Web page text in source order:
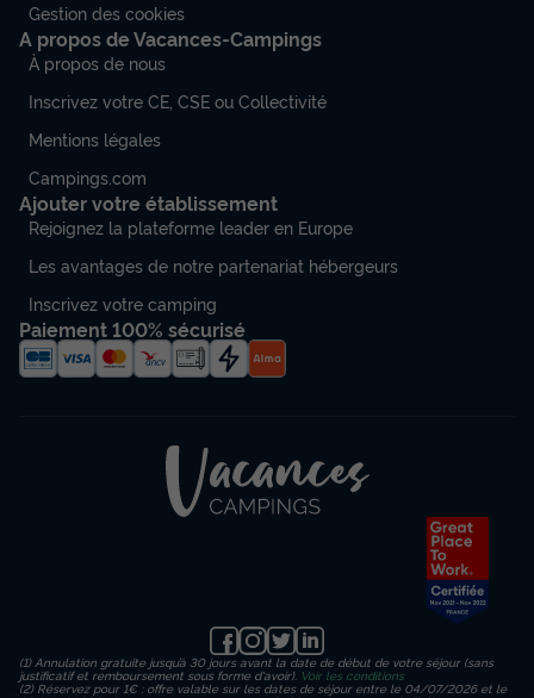
Gestion des cookies
A propos de Vacances-Campings
À propos de nous
Inscrivez votre CE, CSE ou Collectivité
Mentions légales
Campings.com
Ajouter votre établissement
Rejoignez la plateforme leader en Europe
Les avantages de notre partenariat hébergeurs
Inscrivez votre camping
Paiement 100% sécurisé
(1) Annulation gratuite jusqu’à 30 jours avant la date de début de votre séjour (sans
justificatif et remboursement sous forme d'avoir). Voir les conditions
(2) Réservez pour 1€ : offre valable sur les dates de séjour entre le 04/07/2026 et le